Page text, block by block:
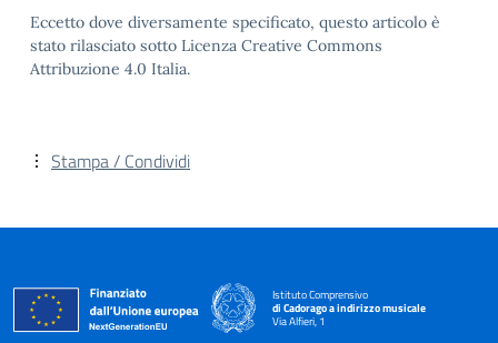
Eccetto dove diversamente specificato, questo articolo è
stato rilasciato sotto Licenza Creative Commons
Attribuzione 4.0 Italia.
Stampa / Condividi
Istituto Comprensivo
di Cadorago a indirizzo musicale
Via Alfieri, 1
— Visita la pagina iniziale della scuola